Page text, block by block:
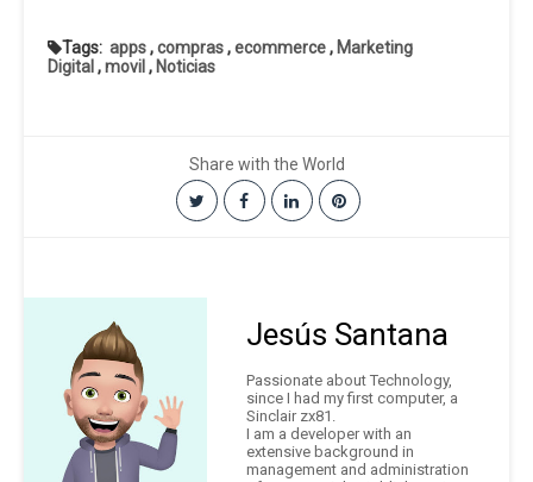
Tags: apps,compras,ecommerce, Marketing
Digital ,movil , Noticias
Share with the World
Jesús Santana
Passionate about Technology,
since I had my first computer, a
Sinclair zx81.
I am a developer with an
extensive background in
management and administration